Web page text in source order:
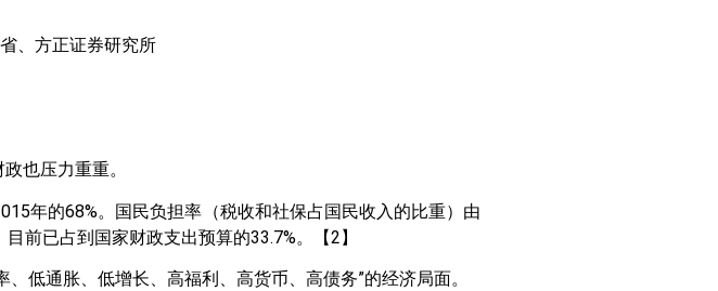
、方正证券研究所
也压力重重。
年的68%。国民负担率（税收和社保占国民收入的比重）由
前已占到国家财政支出预算的33.7%。【2】
低通胀、低增长、高福利、高货币、高债务”的经济局面。